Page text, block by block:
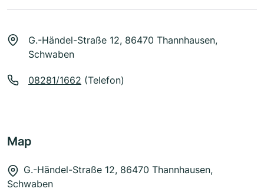
G.-Händel-Straße 12, 86470 Thannhausen,
Schwaben
08281/1662 (Telefon)
Map
G.-Händel-Straße 12, 86470 Thannhausen,
Schwaben